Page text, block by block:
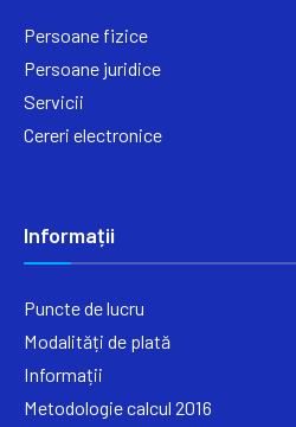
Persoane fizice
Persoane juridice
Servicii
Cereri electronice
Informații
Puncte de lucru
Modalități de plată
Informații
Metodologie calcul 2016